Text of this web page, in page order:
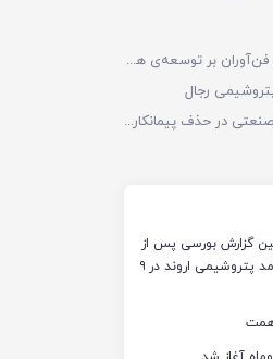
مدیرعامل پتروشیمی فن‌آوران بر توسعه‌ی همکاری علمی با دانشگاه تاکید کرد
رجال
پیشروی عملیات غیرصنعتی در حذف پیمانکاران
گزارش بورسی پس از
عرضه اولیه/ افزایش بیش از ۱۰ همت درآمد پتروشیمی اروند در ۹